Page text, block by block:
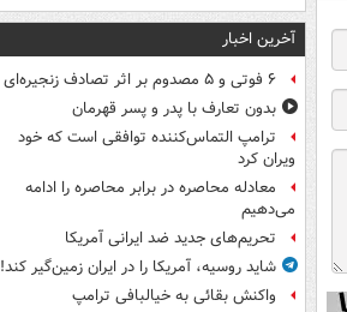
آخرین اخبار
۶ فوتی و ۵ مصدوم بر اثر تصادف زنجیره‌ای
بدون تعارف با پدر و پسر قهرمان
ترامپ التماس‌کننده توافقی است که خود
ویران کرد
معادله محاصره در برابر محاصره را ادامه
می‌دهیم
تحریم‌های جدید ضد ایرانی آمریکا
شاید روسیه، آمریکا را در ایران زمین‌گیر کند!
واکنش بقائی به خیالبافی ترامپ